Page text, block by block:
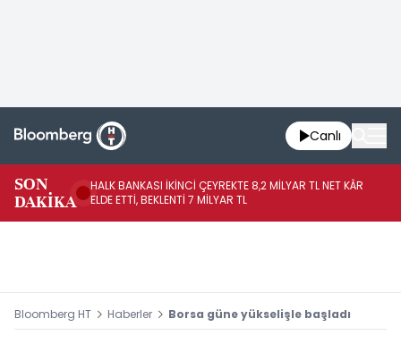
Canlı
SON
DAKİKA
HALK BANKASI İKİNCİ ÇEYREKTE 8,2 MİLYAR TL NET KÂR
ELDE ETTİ, BEKLENTİ 7 MİLYAR TL
Bloomberg HT Haberler Borsa güne yükselişle başladı